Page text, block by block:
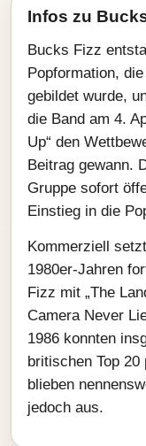
Infos zu
Bucks Fizz
Popformation,
gebildet wurde,
die Band am 4.
Up“ den
Beitrag gewann.
Gruppe sofort
Einstieg in die
Kommerziell
1980er-Jahren
Fizz mit „The
Camera Never
1986 konnten
britischen Top
blieben
jedoch aus.